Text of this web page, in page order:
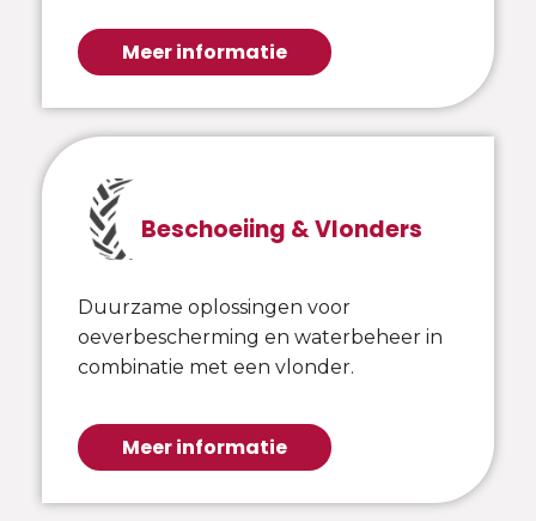
Meer informatie
Beschoeiing & Vlonders
Duurzame oplossingen voor
oeverbescherming en waterbeheer in
combinatie met een vlonder.
Meer informatie